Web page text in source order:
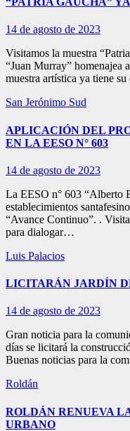
14 de agosto de 2023
Visitamos la muestra
“Juan Murray” homenajea
muestra artística ya tiene
San Jerónimo Sud
APLICACIÓN DEL
EN LA EESO N° 603
14 de agosto de 2023
La EESO n° 603 “Alberto
establecimientos
“Avance Continuo”. .
para dialogar…
Luis Palacios
LICITARÁN JARDÍN
14 de agosto de 2023
Gran noticia para la
días se licitará la
Buenas noticias para la
Roldán
ROLDÁN RENUEVA
URBANO